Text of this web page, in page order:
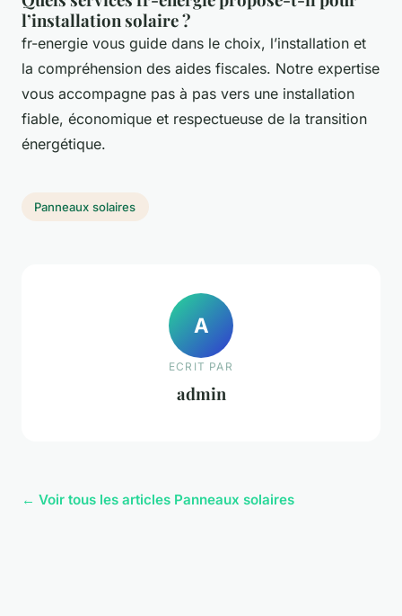
l’installation solaire ?
fr-energie vous guide dans le choix, l’installation et
la compréhension des aides fiscales. Notre expertise
vous accompagne pas à pas vers une installation
fiable, économique et respectueuse de la transition
énergétique.
Panneaux solaires
A
ECRIT PAR
admin
← Voir tous les articles Panneaux solaires